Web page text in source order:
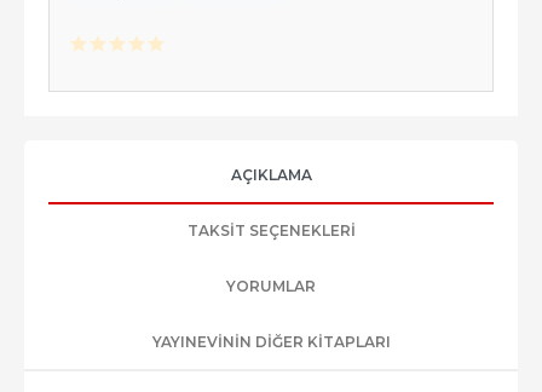
AÇIKLAMA
TAKSIT SEÇENEKLERI
YORUMLAR
YAYINEVININ DIĞER KITAPLARI